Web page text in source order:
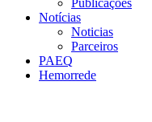
Notícias
Noticias
Parceiros
PAEQ
Hemorrede